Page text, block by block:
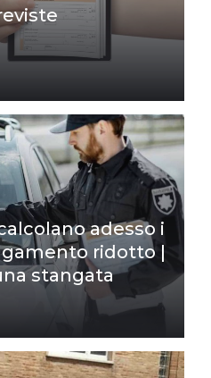
adesso i
ridotto |
stangata